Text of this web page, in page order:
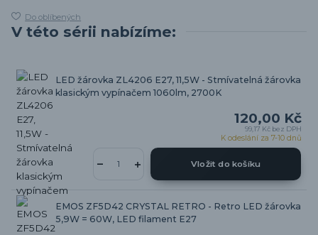
Do oblíbených
V této sérii nabízíme:
LED žárovka ZL4206 E27, 11,5W - Stmívatelná žárovka
klasickým vypínačem 1060lm, 2700K
120,00 Kč
99,17 Kč bez DPH
K odeslání za 7-10 dnů
Vložit do košíku
EMOS ZF5D42 CRYSTAL RETRO - Retro LED žárovka
5,9W = 60W, LED filament E27